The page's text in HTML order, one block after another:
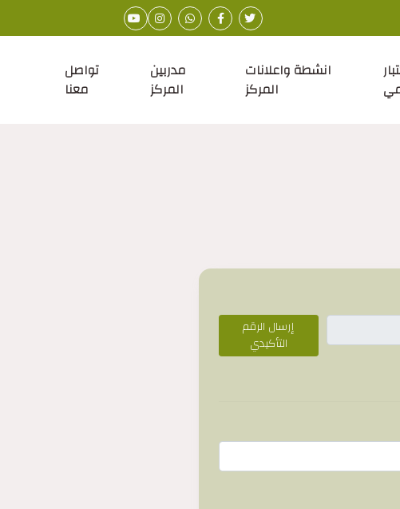
انشطة واعلانات
المركز
مدربين
المركز
تواصل
معنا
إرسال الرقم
التأكيدي